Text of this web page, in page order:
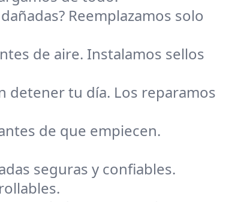
Reemplazamos solo
de aire. Instalamos sellos
detener tu día. Los reparamos
de que empiecen.
seguras y confiables.